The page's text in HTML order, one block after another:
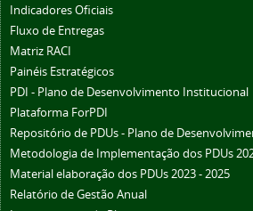
Indicadores Oficiais
Fluxo de Entregas
Matriz RACI
Painéis Estratégicos
PDI - Plano de Desenvolvimento Institucional
Plataforma ForPDI
Repositório de PDUs - Plano de
Metodologia de Implementação dos PDUs
Material elaboração dos PDUs 2023 - 2025
Relatório de Gestão Anual